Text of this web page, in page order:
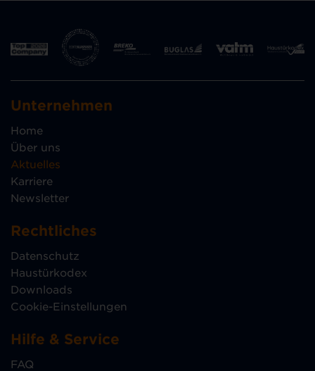
Unternehmen
Home
Über uns
Aktuelles
Karriere
Newsletter
Rechtliches
Datenschutz
Haustürkodex
Downloads
Cookie-Einstellungen
Hilfe & Service
FAQ